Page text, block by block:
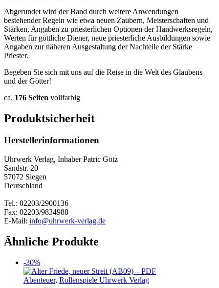
Abgerundet wird der Band durch weitere Anwendungen
bestehender Regeln wie etwa neuen Zaubern, Meisterschaften und
Stärken, Angaben zu priesterlichen Optionen der Handwerksregeln,
Werten für göttliche Diener, neue priesterliche Ausbildungen sowie
Angaben zur näheren Ausgestaltung der Nachteile der Stärke
Priester.
Begeben Sie sich mit uns auf die Reise in die Welt des Glaubens
und der Götter!
ca. 176 Seiten vollfarbig
Produktsicherheit
Herstellerinformationen
Uhrwerk Verlag, Inhaber Patric Götz
Sandstr. 20
57072 Siegen
Deutschland
Tel.: 02203/2900136
Fax: 02203/9834988
E-Mail: info@uhrwerk-verlag.de
Ähnliche Produkte
-30%
Abenteuer, Rollenspiele Uhrwerk Verlag